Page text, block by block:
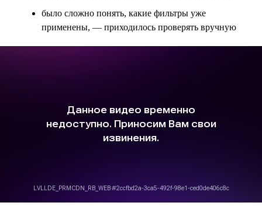
было сложно понять, какие фильтры уже
применены, — приходилось проверять вручную